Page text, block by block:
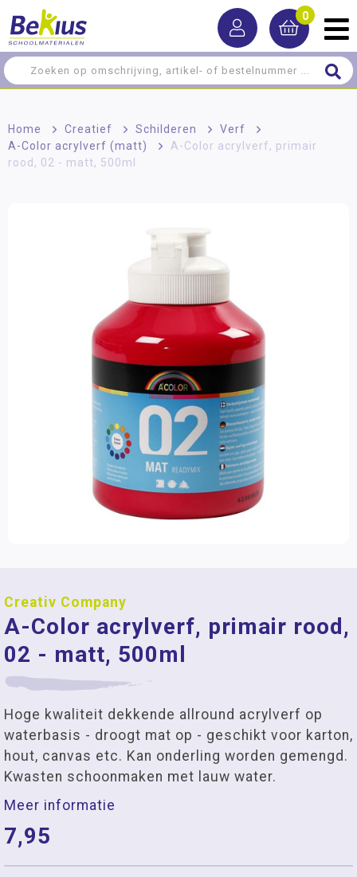
0
Home > Creatief > Schilderen > Verf
>
A-Color acrylverf (matt)
>
A-Color acrylverf, primair
rood, 02 - matt, 500ml
Creativ Company
A-Color acrylverf, primair rood,
02 - matt, 500ml
Hoge kwaliteit dekkende allround acrylverf op
waterbasis - droogt mat op - geschikt voor karton,
hout, canvas etc. Kan onderling worden gemengd.
Kwasten schoonmaken met lauw water.
Meer informatie
7,95